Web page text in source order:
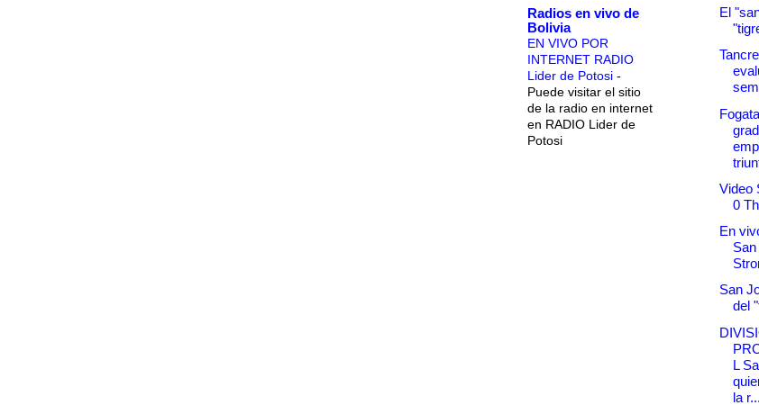
Radios en vivo de
Bolivia
EN VIVO POR
INTERNET RADIO
Lider de Potosi -
Puede visitar el sitio
de la radio en internet
en RADIO Lider de
Potosi
El
Video
0
En
San
del
L
la